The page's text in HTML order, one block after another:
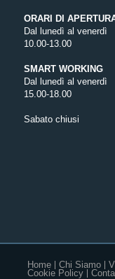
ORARI DI
Dal lunedì al venerdì
10.00-13.00
SMART WORKING
Dal lunedì al venerdì
15.00-18.00
Sabato chiusi
Home Chi Siamo
Cookie Policy